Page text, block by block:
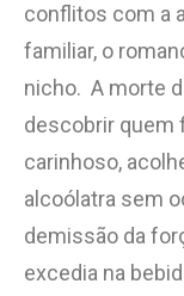
conflitos com a
familiar, o
nicho. A morte
descobrir quem
carinhoso,
alcoólatra sem
demissão da
excedia na